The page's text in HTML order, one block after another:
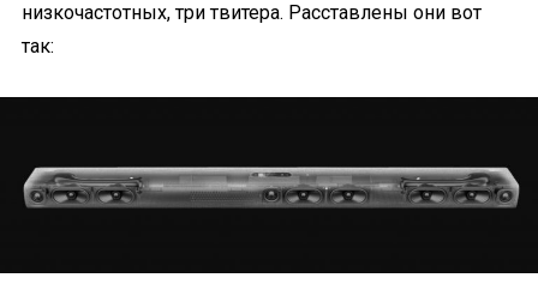
низкочастотных, три твитера. Расставлены они вот
так: